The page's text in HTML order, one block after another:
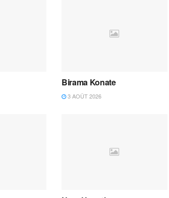
Birama Konate
3 AOÛT 2026